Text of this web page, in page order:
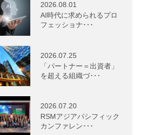
2026.08.01
AI時代に求められるプロ
フェッショナ･･･
2026.07.25
「パートナー＝出資者」
を超える組織づ･･･
2026.07.20
RSMアジアパシフィック
カンファレン･･･